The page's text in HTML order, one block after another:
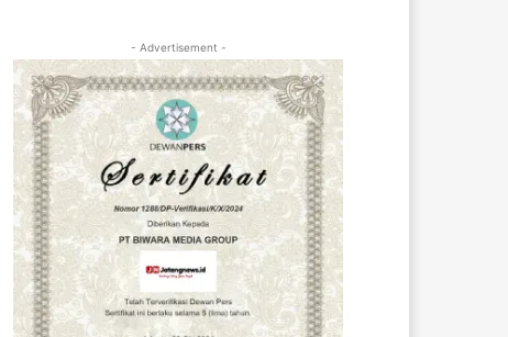
- Advertisement -